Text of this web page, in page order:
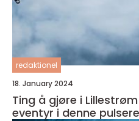
redaktionel
18. January 2024
Ting å gjøre i
eventyr i denne